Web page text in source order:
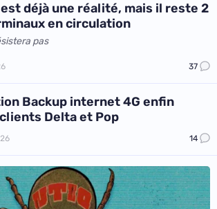
est déjà une réalité, mais il reste 2
en circulation
pas
37
Backup internet 4G enfin
Delta et Pop
14